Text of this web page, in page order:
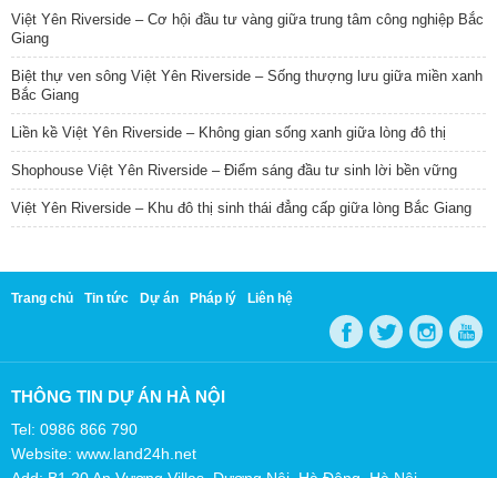
Việt Yên Riverside – Cơ hội đầu tư vàng giữa trung tâm công nghiệp Bắc
Giang
Biệt thự ven sông Việt Yên Riverside – Sống thượng lưu giữa miền xanh
Bắc Giang
Liền kề Việt Yên Riverside – Không gian sống xanh giữa lòng đô thị
Shophouse Việt Yên Riverside – Điểm sáng đầu tư sinh lời bền vững
Việt Yên Riverside – Khu đô thị sinh thái đẳng cấp giữa lòng Bắc Giang
Trang chủ Tin tức Dự án Pháp lý Liên hệ
THÔNG TIN DỰ ÁN HÀ NỘI
Tel: 0986 866 790
Website: www.land24h.net